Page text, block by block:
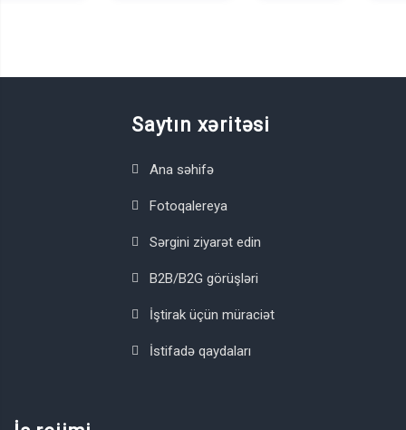
Saytın xəritəsi
Ana səhifə
Fotoqalereya
Sərgini ziyarət edin
B2B/B2G görüşləri
İştirak üçün müraciət
İstifadə qaydaları